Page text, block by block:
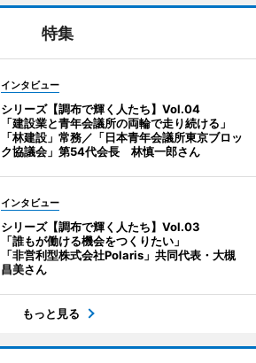
特集
インタビュー
シリーズ【調布で輝く人たち】Vol.04
「建設業と青年会議所の両輪で走り続ける」
「林建設」常務／「日本青年会議所東京ブロッ
ク協議会」第54代会長 林慎一郎さん
インタビュー
シリーズ【調布で輝く人たち】Vol.03
「誰もが働ける機会をつくりたい」
「非営利型株式会社Polaris」共同代表・大槻
昌美さん
もっと見る